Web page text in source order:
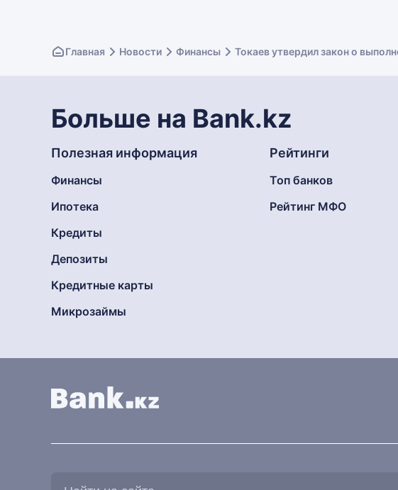
Главная Новости Финансы Токаев утвердил закон о
Больше на Bank.kz
Полезная информация
Финансы
Ипотека
Кредиты
Депозиты
Кредитные карты
Микрозаймы
Рейтинги
Топ банков
Рейтинг МФО